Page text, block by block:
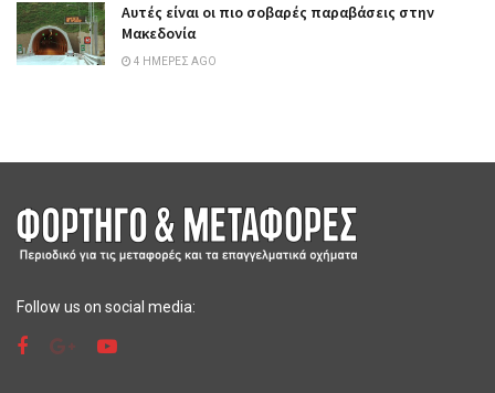
Αυτές είναι οι πιο σοβαρές παραβάσεις στην
Μακεδονία
4 ΗΜΈΡΕΣ AGO
Follow us on social media: